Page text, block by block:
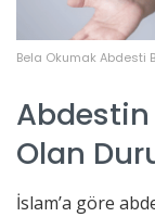
Bela Okumak Abdesti
Abdestin
Olan
İslam’a göre